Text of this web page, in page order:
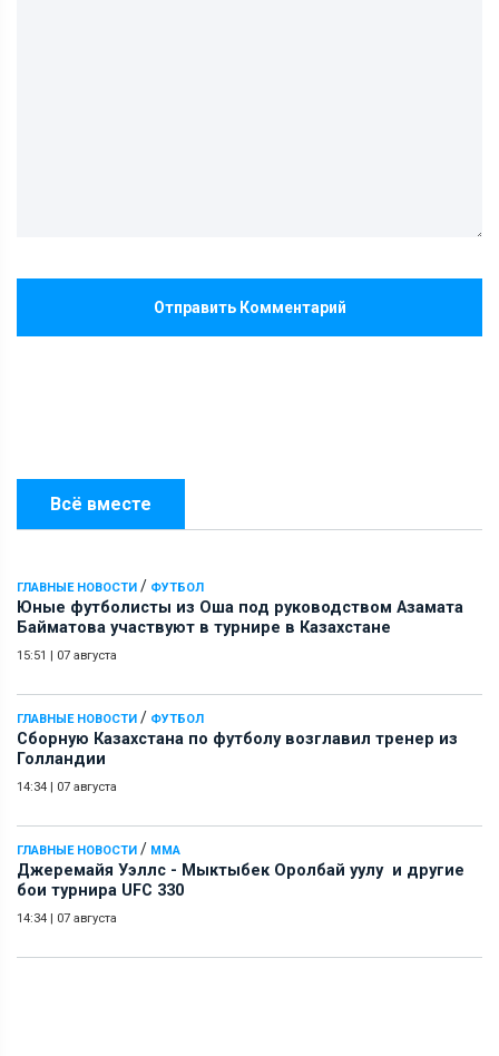
Всё вместе
ГЛАВНЫЕ НОВОСТИ / ФУТБОЛ
Юные футболисты из Оша под руководством Азамата
Байматова участвуют в турнире в Казахстане
15:51 | 07 августа
ГЛАВНЫЕ НОВОСТИ / ФУТБОЛ
Сборную Казахстана по футболу возглавил тренер из
Голландии
14:34 | 07 августа
ГЛАВНЫЕ НОВОСТИ / ММА
Джеремайя Уэллс - Мыктыбек Оролбай уулу и другие
бои турнира UFC 330
14:34 | 07 августа
Отправить Комментарий